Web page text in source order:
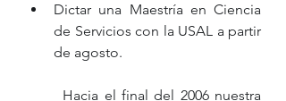
Dictar una Maestría en Ciencia
de Servicios con la USAL a partir
de agosto.